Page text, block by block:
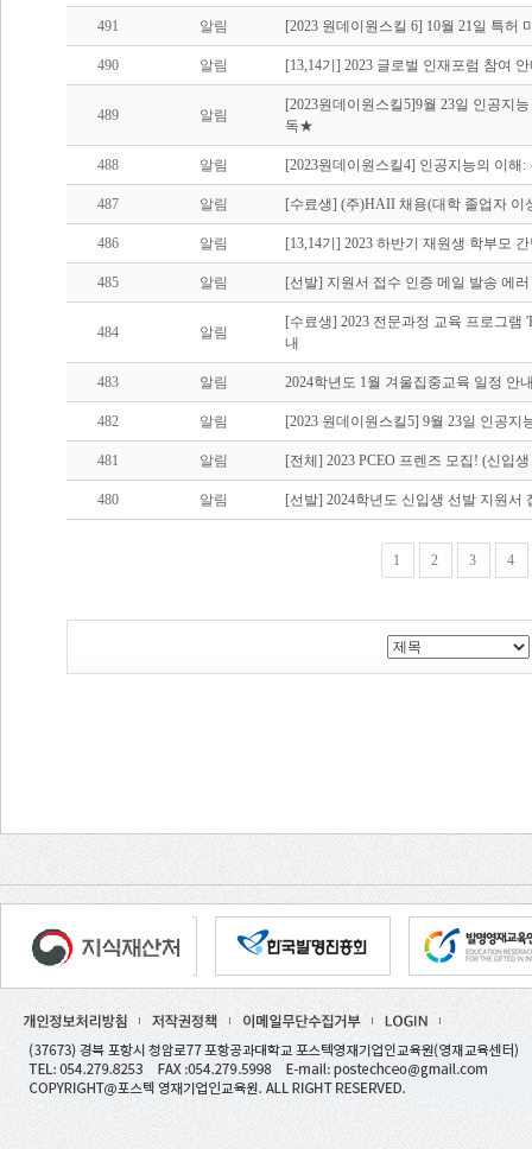
491 알림 [2023 원데이원스킬 6] 10월 21일 특허
490 알림 [13,14기] 2023 글로벌 인재포럼 참여
489 알림
[2023원데이원스킬5]9월 23일 인공지
독★
488 알림 [2023원데이원스킬4] 인공지능의 이해
487 알림 [수료생] (주)HAII 채용(대학 졸업자 이
486 알림 [13,14기] 2023 하반기 재원생 학부모
485 알림 [선발] 지원서 접수 인증 메일 발송 에
484 알림
[수료생] 2023 전문과정 교육 프로그램
내
483 알림 2024학년도 1월 겨울집중교육 일정 안
482 알림 [2023 원데이원스킬5] 9월 23일 인공지
481 알림 [전체] 2023 PCEO 프렌즈 모집! (신입
480 알림 [선발] 2024학년도 신입생 선발 지원서
1 2 3 4